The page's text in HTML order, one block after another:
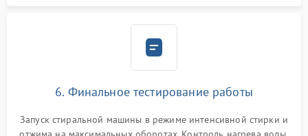
6. Финальное тестирование работы
Запуск стиральной машины в режиме интенсивной стирки и